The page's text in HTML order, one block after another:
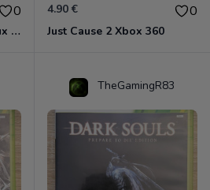
0
Le Seigneur Des Anneaux - L'âge Des Conquêtes Xbox 360
4.90 € 0
Just Cause 2 Xbox 360
TheGamingR83